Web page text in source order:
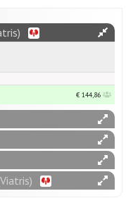
€ 144,86